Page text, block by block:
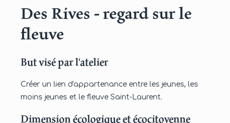
Des Rives - regard sur le
fleuve
But visé par l'atelier
Créer un lien d'appartenance entre les jeunes, les
moins jeunes et le fleuve Saint-Laurent.
Dimension écologique et écocitoyenne